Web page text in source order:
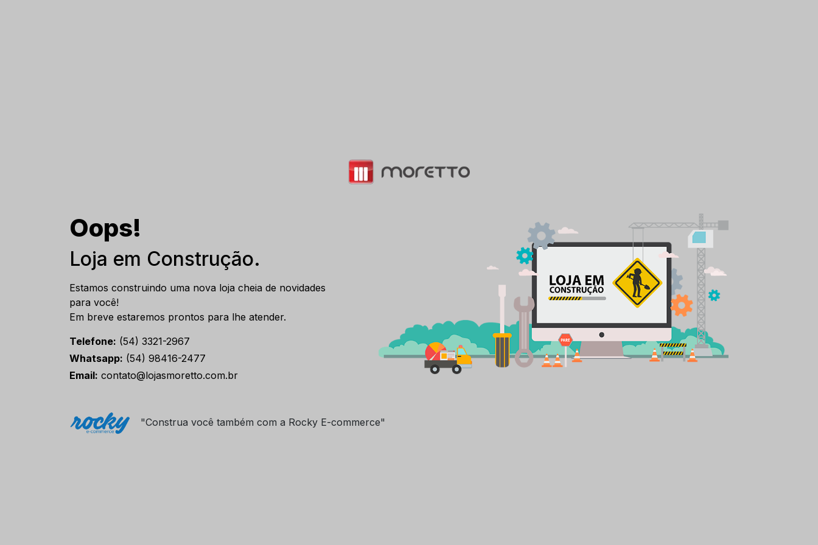
Oops!
Loja em Construção.
Estamos construindo uma nova loja cheia de novidades
para você!
Em breve estaremos prontos para lhe atender.
Telefone: (54) 3321-2967
Whatsapp: (54) 98416-2477
Email: contato@lojasmoretto.com.br
"Construa você também com a Rocky E-commerce"